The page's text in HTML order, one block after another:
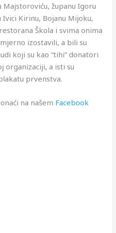
županu Igoru
Kirinu, Bojanu Mijoku,
Škola i svima onima
izostavili, a bili su
koji su kao “tihi” donatori
organizaciji, a isti su
prvenstva.
na našem Facebook